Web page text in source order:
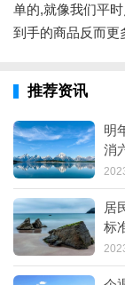
单的,就像我们平
到手的商品反而更
推荐资讯
明
消
居
标